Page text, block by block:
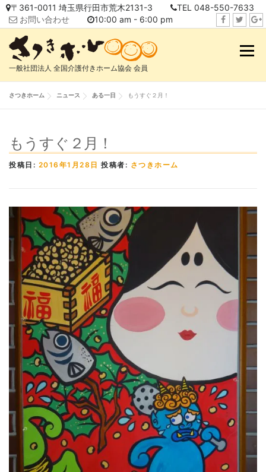
コ
テ
ス
〒361-0011 埼玉県行田市荒木2131-3
TEL 048-550-7633
お問い合わせ
10:00 am - 6:00 pm
w
i
一般社団法人 全国介護付きホーム協会 会員
メニュ
さつきホーム ニュース ある一日 もうすぐ２月！
もうすぐ２月！
投稿日: 2016年1月28日 投稿者: さつきホーム